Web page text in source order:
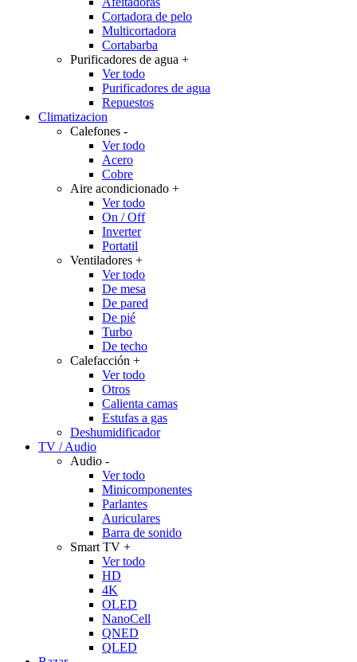
Cortadora de pelo
Multicortadora
Cortabarba
Purificadores de agua +
Ver todo
Purificadores de agua
Repuestos
Climatizacion
Calefones -
Ver todo
Acero
Cobre
Aire acondicionado +
Ver todo
On / Off
Inverter
Portatil
Ventiladores +
Ver todo
De mesa
De pared
De pié
Turbo
De techo
Calefacción +
Ver todo
Otros
Calienta camas
Estufas a gas
Deshumidificador
TV / Audio
Audio -
Ver todo
Minicomponentes
Parlantes
Auriculares
Barra de sonido
Smart TV +
Ver todo
HD
4K
OLED
NanoCell
QNED
QLED